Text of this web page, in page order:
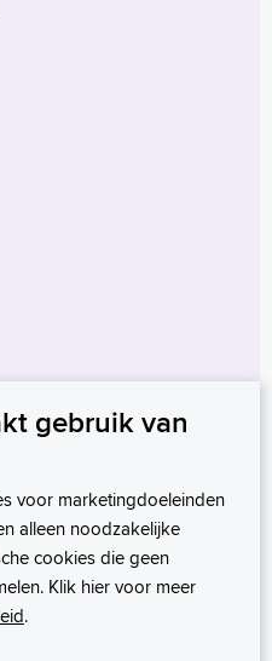
gebruik van
voor marketingdoeleinden
alleen noodzakelijke
cookies die geen
Klik hier voor meer
.